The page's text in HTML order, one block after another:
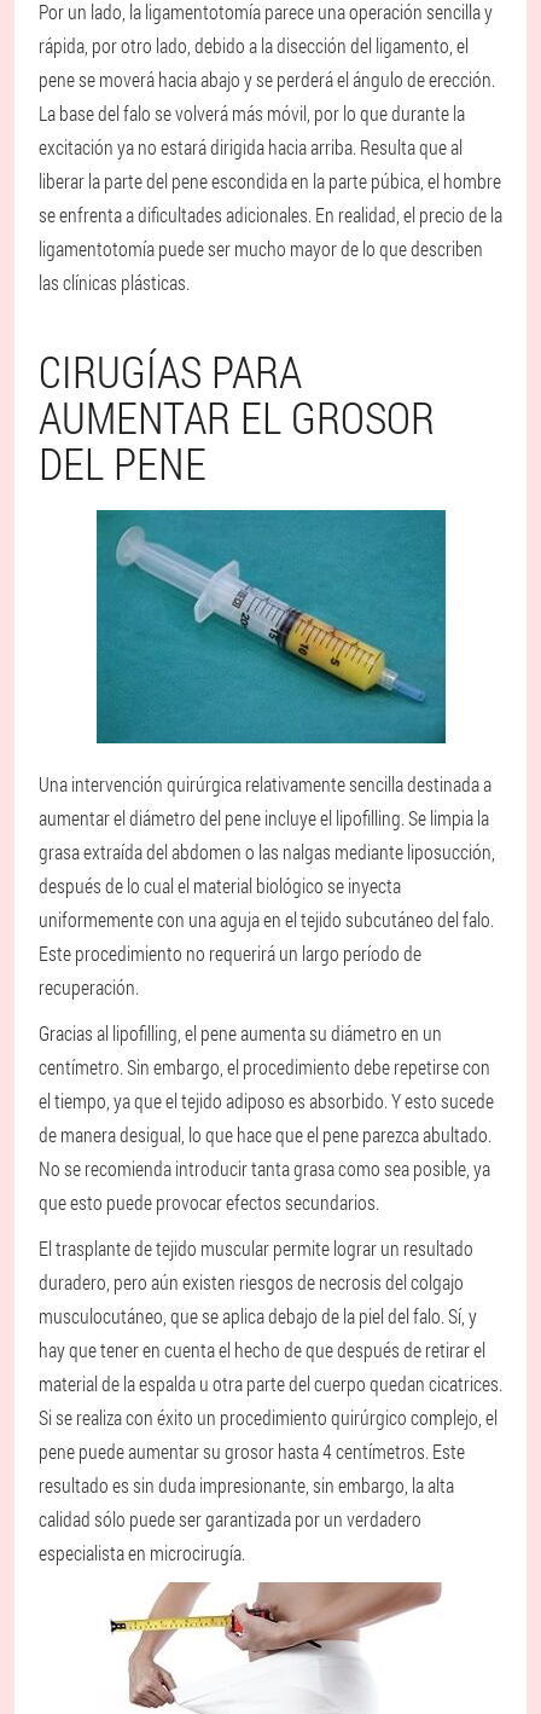
Por un lado, la ligamentotomía parece una operación sencilla y
rápida, por otro lado, debido a la disección del ligamento, el
pene se moverá hacia abajo y se perderá el ángulo de erección.
La base del falo se volverá más móvil, por lo que durante la
excitación ya no estará dirigida hacia arriba. Resulta que al
liberar la parte del pene escondida en la parte púbica, el hombre
se enfrenta a dificultades adicionales. En realidad, el precio de la
ligamentotomía puede ser mucho mayor de lo que describen
las clínicas plásticas.
CIRUGÍAS PARA
AUMENTAR EL GROSOR
DEL PENE
Una intervención quirúrgica relativamente sencilla destinada a
aumentar el diámetro del pene incluye el lipofilling. Se limpia la
grasa extraída del abdomen o las nalgas mediante liposucción,
después de lo cual el material biológico se inyecta
uniformemente con una aguja en el tejido subcutáneo del falo.
Este procedimiento no requerirá un largo período de
recuperación.
Gracias al lipofilling, el pene aumenta su diámetro en un
centímetro. Sin embargo, el procedimiento debe repetirse con
el tiempo, ya que el tejido adiposo es absorbido. Y esto sucede
de manera desigual, lo que hace que el pene parezca abultado.
No se recomienda introducir tanta grasa como sea posible, ya
que esto puede provocar efectos secundarios.
El trasplante de tejido muscular permite lograr un resultado
duradero, pero aún existen riesgos de necrosis del colgajo
musculocutáneo, que se aplica debajo de la piel del falo. Sí, y
hay que tener en cuenta el hecho de que después de retirar el
material de la espalda u otra parte del cuerpo quedan cicatrices.
Si se realiza con éxito un procedimiento quirúrgico complejo, el
pene puede aumentar su grosor hasta 4 centímetros. Este
resultado es sin duda impresionante, sin embargo, la alta
calidad sólo puede ser garantizada por un verdadero
especialista en microcirugía.